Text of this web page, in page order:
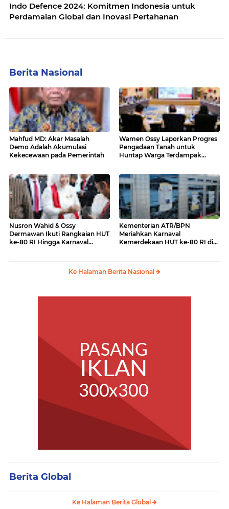
Indo Defence 2024: Komitmen Indonesia untuk
Perdamaian Global dan Inovasi Pertahanan
Berita Nasional
Mahfud MD: Akar Masalah
Demo Adalah Akumulasi
Kekecewaan pada Pemerintah
Wamen Ossy Laporkan Progres
Pengadaan Tanah untuk
Huntap Warga Terdampak
Nusron Wahid & Ossy
Dermawan Ikuti Rangkaian HUT
ke-80 RI Hingga Karnaval
Kementerian ATR/BPN
Meriahkan Karnaval
Kemerdekaan HUT ke-80 RI di
Ke Halaman Berita Nasional
Berita Global
Ke Halaman Berita Global